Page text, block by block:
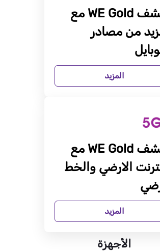
اكتشف WE Gold مع
من مصادر
المزيد
اكتشف WE Gold مع
الارضي والخط
المزيد
الأجهزة